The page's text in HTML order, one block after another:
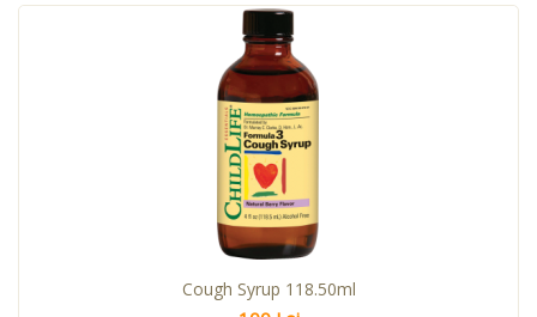
Cough Syrup 118.50ml